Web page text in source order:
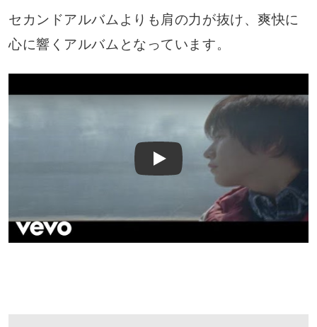
セカンドアルバムよりも肩の力が抜け、爽快に
心に響くアルバムとなっています。